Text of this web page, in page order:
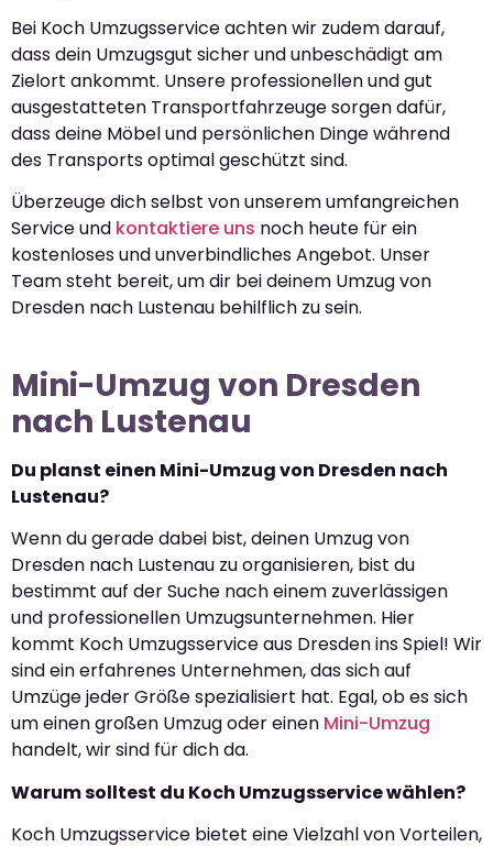
Bei Koch Umzugsservice achten wir zudem darauf,
dass dein Umzugsgut sicher und unbeschädigt am
Zielort ankommt. Unsere professionellen und gut
ausgestatteten Transportfahrzeuge sorgen dafür,
dass deine Möbel und persönlichen Dinge während
des Transports optimal geschützt sind.
Überzeuge dich selbst von unserem umfangreichen
Service und kontaktiere uns noch heute für ein
kostenloses und unverbindliches Angebot. Unser
Team steht bereit, um dir bei deinem Umzug von
Dresden nach Lustenau behilflich zu sein.
Mini-Umzug von Dresden
nach Lustenau
Du planst einen Mini-Umzug von Dresden nach
Lustenau?
Wenn du gerade dabei bist, deinen Umzug von
Dresden nach Lustenau zu organisieren, bist du
bestimmt auf der Suche nach einem zuverlässigen
und professionellen Umzugsunternehmen. Hier
kommt Koch Umzugsservice aus Dresden ins Spiel! Wir
sind ein erfahrenes Unternehmen, das sich auf
Umzüge jeder Größe spezialisiert hat. Egal, ob es sich
um einen großen Umzug oder einen Mini-Umzug
handelt, wir sind für dich da.
Warum solltest du Koch Umzugsservice wählen?
Koch Umzugsservice bietet eine Vielzahl von Vorteilen,